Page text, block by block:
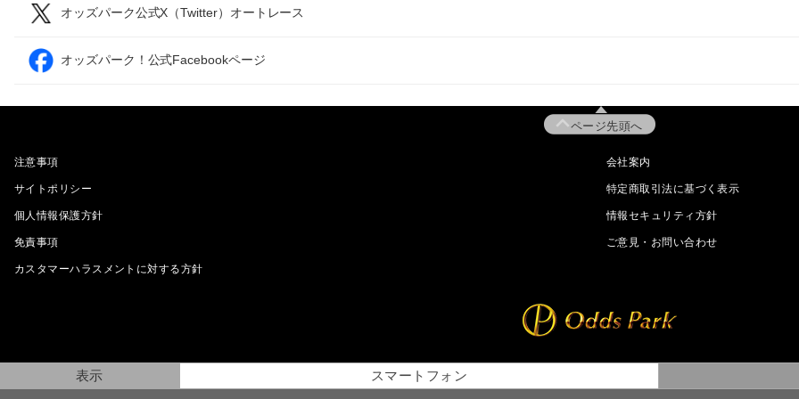
オッズパーク公式X（Twitter）オートレース
オッズパーク！公式Facebookページ
ページ先頭へ
注意事項 会社案内
サイトポリシー 特定商取引法に基づく表示
個人情報保護方針 情報セキュリティ方針
免責事項 ご意見・お問い合わせ
カスタマーハラスメントに対する方針
表示 スマートフォン